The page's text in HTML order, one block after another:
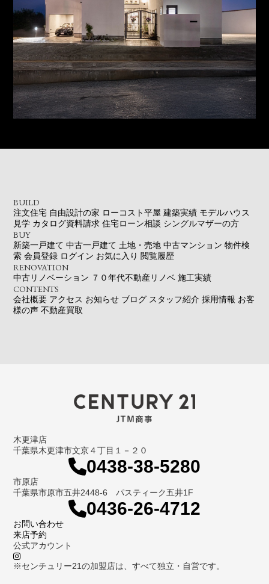
BUILD
注文住宅 自由設計の家 ローコスト平屋 建築実績 モデルハウス
見学 カタログ資料請求 住宅ローン相談 シングルマザーの方
BUY
新築一戸建て 中古一戸建て 土地・売地 中古マンション 物件検
索 会員登録 ログイン お気に入り 閲覧履歴
RENOVATION
中古リノベーション ７０年代不動産リノベ 施工実績
CONTENTS
会社概要 アクセス お知らせ ブログ スタッフ紹介 採用情報 お客
様の声 不動産買取
木更津店
千葉県木更津市文京４丁目１－２０
0438-38-5280
市原店
千葉県市原市五井2448-6 パスティーク五井1F
0436-26-4712
お問い合わせ
来店予約
公式アカウント
※センチュリー21の加盟店は、すべて独立・自営です。